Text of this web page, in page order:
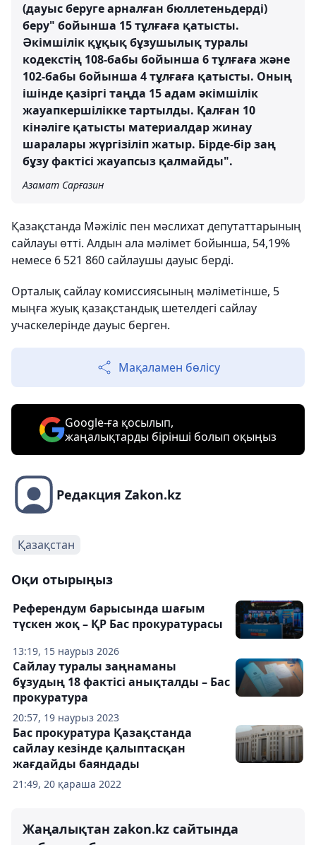
(дауыс беруге арналған бюллетеньдердi)
беру" бойынша 15 тұлғаға қатысты.
Әкімшілік құқық бұзушылық туралы
кодекстің 108-бабы бойынша 6 тұлғаға және
102-бабы бойынша 4 тұлғаға қатысты. Оның
ішінде қазіргі таңда 15 адам әкімшілік
жауапкершілікке тартылды. Қалған 10
кінәліге қатысты материалдар жинау
шаралары жүргізіліп жатыр. Бірде-бір заң
бұзу фактісі жауапсыз қалмайды".
Азамат Сарғазин
Қазақстанда Мәжіліс пен мәслихат депутаттарының
сайлауы өтті. Алдын ала мәлімет бойынша, 54,19%
немесе 6 521 860 сайлаушы дауыс берді.
Орталық сайлау комиссиясының мәліметінше, 5
мыңға жуық қазақстандық шетелдегі сайлау
учаскелерінде дауыс берген.
Мақаламен бөлісу
Google-ға қосылып,
жаңалықтарды бірінші болып оқыңыз
Редакция Zakon.kz
Қазақстан
Оқи отырыңыз
13:19, 15 наурыз 2026
Референдум барысында шағым
түскен жоқ – ҚР Бас прокуратурасы
20:57, 19 наурыз 2023
Сайлау туралы заңнаманы
бұзудың 18 фактісі анықталды – Бас
прокуратура
21:49, 20 қараша 2022
Бас прокуратура Қазақстанда
сайлау кезінде қалыптасқан
жағдайды баяндады
Жаңалықтан zakon.kz сайтында